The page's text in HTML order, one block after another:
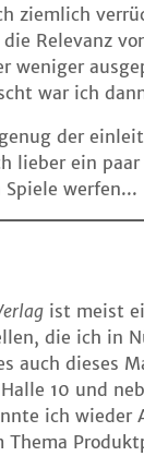
ziem­lich
Rele­vanz
weni­ger
war ich
der
lie­ber ein
werfen...
ist meist
die ich in
auch die­ses
10 und
ich wie­der
The­ma